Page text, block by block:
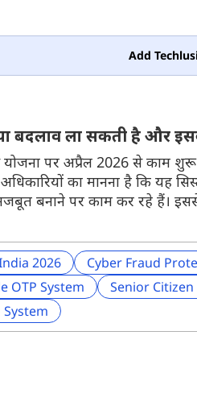
Add
बदलाव ला सकती है और
योजना पर अप्रैल 2026 से काम
का मानना है कि यह
बनाने पर काम कर रहे हैं। इससे
2026 Cyber Fraud
OTP System
Senior